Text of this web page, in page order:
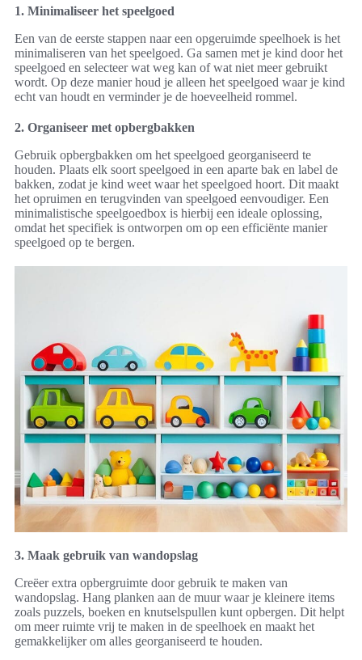
1. Minimaliseer het speelgoed
Een van de eerste stappen naar een opgeruimde speelhoek is het
minimaliseren van het speelgoed. Ga samen met je kind door het
speelgoed en selecteer wat weg kan of wat niet meer gebruikt
wordt. Op deze manier houd je alleen het speelgoed waar je kind
echt van houdt en verminder je de hoeveelheid rommel.
2. Organiseer met opbergbakken
Gebruik opbergbakken om het speelgoed georganiseerd te
houden. Plaats elk soort speelgoed in een aparte bak en label de
bakken, zodat je kind weet waar het speelgoed hoort. Dit maakt
het opruimen en terugvinden van speelgoed eenvoudiger. Een
minimalistische speelgoedbox is hierbij een ideale oplossing,
omdat het specifiek is ontworpen om op een efficiënte manier
speelgoed op te bergen.
3. Maak gebruik van wandopslag
Creëer extra opbergruimte door gebruik te maken van
wandopslag. Hang planken aan de muur waar je kleinere items
zoals puzzels, boeken en knutselspullen kunt opbergen. Dit helpt
om meer ruimte vrij te maken in de speelhoek en maakt het
gemakkelijker om alles georganiseerd te houden.